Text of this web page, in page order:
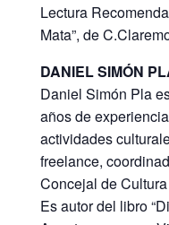
Lectura
Mata”, de
DANIEL SIMÓN
Daniel Simón Pla
años de
actividades
freelance,
Concejal de
Es autor del libro